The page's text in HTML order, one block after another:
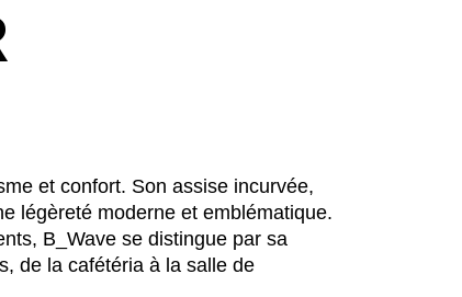
SIE IHREN
Hong Kong(HK)
et confort. Son assise incurvée,
légèreté moderne et emblématique.
B_Wave se distingue par sa
de la cafétéria à la salle de